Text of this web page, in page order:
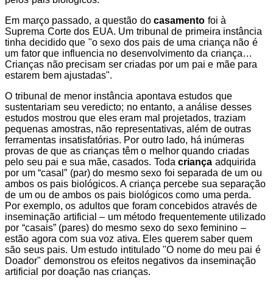
Em março passado, a questão do casamento foi à
Suprema Corte dos EUA. Um tribunal de primeira instância
tinha decidido que "o sexo dos pais de uma criança não é
um fator que influencia no desenvolvimento da criança…
Crianças não precisam ser criadas por um pai e mãe para
estarem bem ajustadas".
O tribunal de menor instância apontava estudos que
sustentariam seu veredicto; no entanto, a análise desses
estudos mostrou que eles eram mal projetados, traziam
pequenas amostras, não representativas, além de outras
ferramentas insatisfatórias. Por outro lado, há inúmeras
provas de que as crianças têm o melhor quando criadas
pelo seu pai e sua mãe, casados. Toda criança adquirida
por um “casal” (par) do mesmo sexo foi separada de um ou
ambos os pais biológicos. A criança percebe sua separação
de um ou de ambos os pais biológicos como uma perda.
Por exemplo, os adultos que foram concebidos através de
inseminação artificial – um método frequentemente utilizado
por “casais” (pares) do mesmo sexo do sexo feminino –
estão agora com sua voz ativa. Eles querem saber quem
são seus pais. Um estudo intitulado "O nome do meu pai é
Doador" demonstrou os efeitos negativos da inseminação
artificial por doação nas crianças.